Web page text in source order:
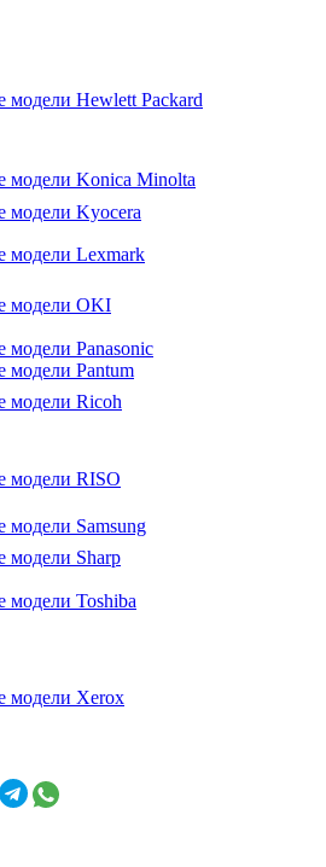
модели Hewlett Packard
модели Konica Minolta
модели Kyocera
модели Lexmark
модели OKI
модели Panasonic
модели Pantum
модели Ricoh
модели RISO
модели Samsung
модели Sharp
модели Toshiba
модели Xerox